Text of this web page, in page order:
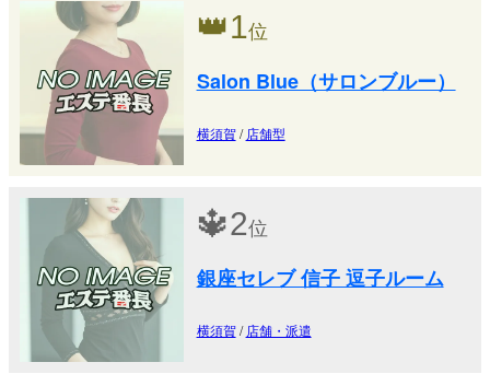
👑1位
Salon Blue（サロンブルー）
横須賀/ 店舗型
🔱2位
銀座セレブ 信子 逗子ルーム
横須賀/ 店舗・派遣